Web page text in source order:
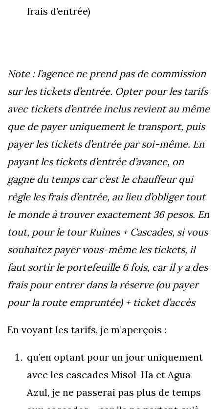
frais d’entrée)
Note : l’agence ne prend pas de commission
sur les tickets d’entrée. Opter pour les tarifs
avec tickets d’entrée inclus revient au même
que de payer uniquement le transport, puis
payer les tickets d’entrée par soi-même. En
payant les tickets d’entrée d’avance, on
gagne du temps car c’est le chauffeur qui
règle les frais d’entrée, au lieu d’obliger tout
le monde à trouver exactement 36 pesos. En
tout, pour le tour Ruines + Cascades, si vous
souhaitez payer vous-même les tickets, il
faut sortir le portefeuille 6 fois, car il y a des
frais pour entrer dans la réserve (ou payer
pour la route empruntée) + ticket d’accès
En voyant les tarifs, je m’aperçois :
qu’en optant pour un jour uniquement
avec les cascades Misol-Ha et Agua
Azul, je ne passerai pas plus de temps